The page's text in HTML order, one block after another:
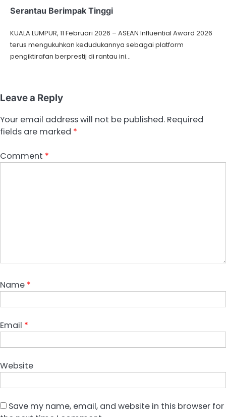
Serantau Berimpak Tinggi
KUALA LUMPUR, 11 Februari 2026 – ASEAN Influential Award 2026
terus mengukuhkan kedudukannya sebagai platform
pengiktirafan berprestij di rantau ini…
Leave a Reply
Your email address will not be published. Required
fields are marked *
Comment *
Name *
Email *
Website
Save my name, email, and website in this browser for